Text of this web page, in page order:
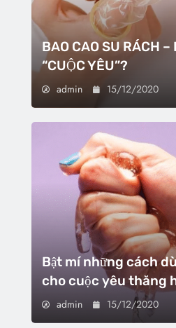
BAO CAO SU RÁCH –
“CUỘC YÊU”?
admin 15/12/2020
Bật mí những cách
cho cuộc yêu thăng
admin 15/12/2020